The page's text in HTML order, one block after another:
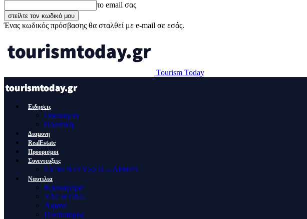
το email σας
Ένας κωδικός πρόσβασης θα σταλθεί με e-mail σε εσάς.
Tourism Today
Ειδησεις
Οικονομια
Πολιτικη
Διαμονη
RealEstate
Προορισμοι
Συνεντευξεις
ΣΥΝΕΝΤΕΥΞΕΙΣ – ΑΡΘΡΑ
Ναυτιλια
Κρουαζιερα
YACHTING
Λιμανι
Ποντοπορος